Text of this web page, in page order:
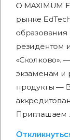
О MAXIMUM
рынке
резидентом
«Сколково».
экзаменам и
продукты —
Приглашаем